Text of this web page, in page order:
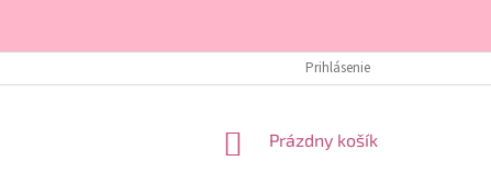
ÚVOD
Prihlásenie
NÁKUPNÝ
Prázdny košík